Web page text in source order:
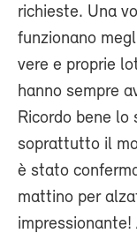
richieste. Una
funzionano
vere e proprie
hanno sempre
Ricordo bene lo
soprattutto il
è stato
mattino per
impressionante!